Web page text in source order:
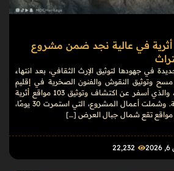
مواقع أثرية في عالية نجد ضمن مشروع
في جهودها لتوثيق الإرث الثقافي، بعد انتهاء
وتوثيق النقوش والفنون الصخرية في إقليم
عالية نجد بمنطقة الرياض، والذي أسفر عن اكتشاف وتوثيق 103 مواقع أثرية
تضم شواهد تاريخية متنوعة. وشملت أعمال المشروع، التي استمرت 30 يومًا،
مواقع تقع شمال جبال العرض […]
22٬232